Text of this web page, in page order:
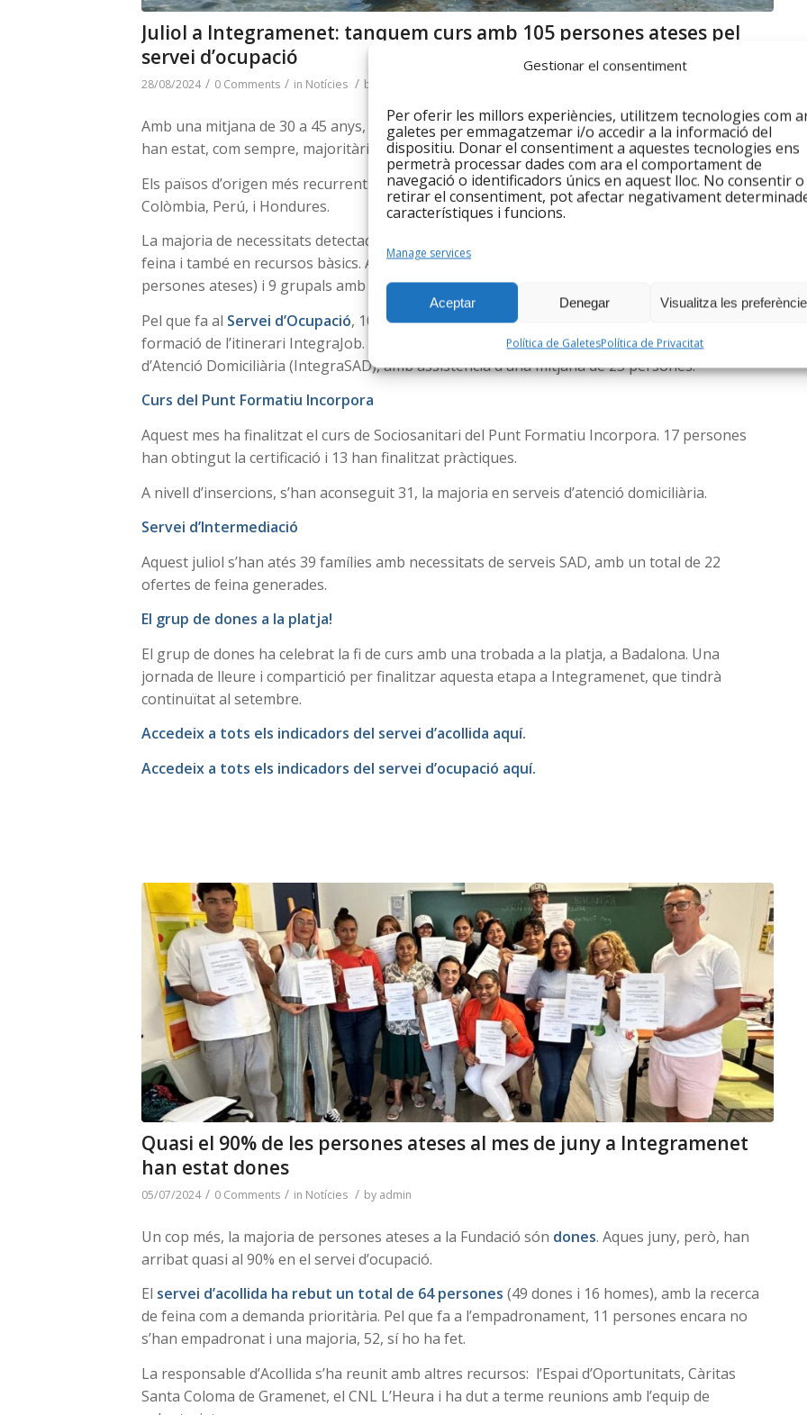
Gestionar el consentiment
Per oferir les millors experiències, utilitzem tecnologies com
galetes per emmagatzemar i/o accedir a la informació del
dispositiu. Donar el consentiment a aquestes tecnologies ens
permetrà processar dades com ara el comportament de
navegació o identificadors únics en aquest lloc. No consentir o
retirar el consentiment, pot afectar negativament
característiques i funcions.
Manage services
Aceptar Denegar Visualitza les
Política de GaletesPolítica de Privacitat
Juliol a Integramenet: tanquem curs amb 105 persones ateses pel
servei d’ocupació
28/08/2024 / 0 Comments / in Notícies / by
Amb una mitjana de 30 a 45 anys, les persones ateses a Integramenet durant el mes de juliol
han estat, com sempre, majoritàriament dones migrades i d’origen llatí.
Els països d’origen més recurrents d’aquestes persones han estat, per aquest ordre:
Colòmbia, Perú, i Hondures.
La majoria de necessitats detectades pel
feina i també en recursos bàsics. Aquest servei ha dut a terme 20 entrevistes individuals (20
persones ateses) i 9 grupals amb 23 persones ateses més. 41 persones ateses en total.
Pel que fa al Servei d’Ocupació, 105 persones han estat ateses. 19 persones han finalitzat la
formació de l’itinerari IntegraJob. A més, aquest juliol hem dut a terme la formació en Serveis
d’Atenció Domiciliària (IntegraSAD), amb assistència d’una mitjana de 23 persones.
Curs del Punt Formatiu Incorpora
Aquest mes ha finalitzat el curs de Sociosanitari del Punt Formatiu Incorpora. 17 persones
han obtingut la certificació i 13 han finalitzat pràctiques.
A nivell d’insercions, s’han aconseguit 31, la majoria en serveis d’atenció domiciliària.
Servei d’Intermediació
Aquest juliol s’han atés 39 famílies amb necessitats de serveis SAD, amb un total de 22
ofertes de feina generades.
El grup de dones a la platja!
El grup de dones ha celebrat la fi de curs amb una trobada a la platja, a Badalona. Una
jornada de lleure i compartició per finalitzar aquesta etapa a Integramenet, que tindrà
continuïtat al setembre.
Accedeix a tots els indicadors del servei d’acollida aquí.
Accedeix a tots els indicadors del servei d’ocupació aquí.
Quasi el 90% de les persones ateses al mes de juny a Integramenet
han estat dones
05/07/2024 / 0 Comments / in Notícies / by admin
Un cop més, la majoria de persones ateses a la Fundació són dones. Aques juny, però, han
arribat quasi al 90% en el servei d’ocupació.
El servei d’acollida ha rebut un total de 64 persones (49 dones i 16 homes), amb la recerca
de feina com a demanda prioritària. Pel que fa a l’empadronament, 11 persones encara no
s’han empadronat i una majoria, 52, sí ho ha fet.
La responsable d’Acollida s’ha reunit amb altres recursos: l’Espai d’Oportunitats, Càritas
Santa Coloma de Gramenet, el CNL L’Heura i ha dut a terme reunions amb l’equip de